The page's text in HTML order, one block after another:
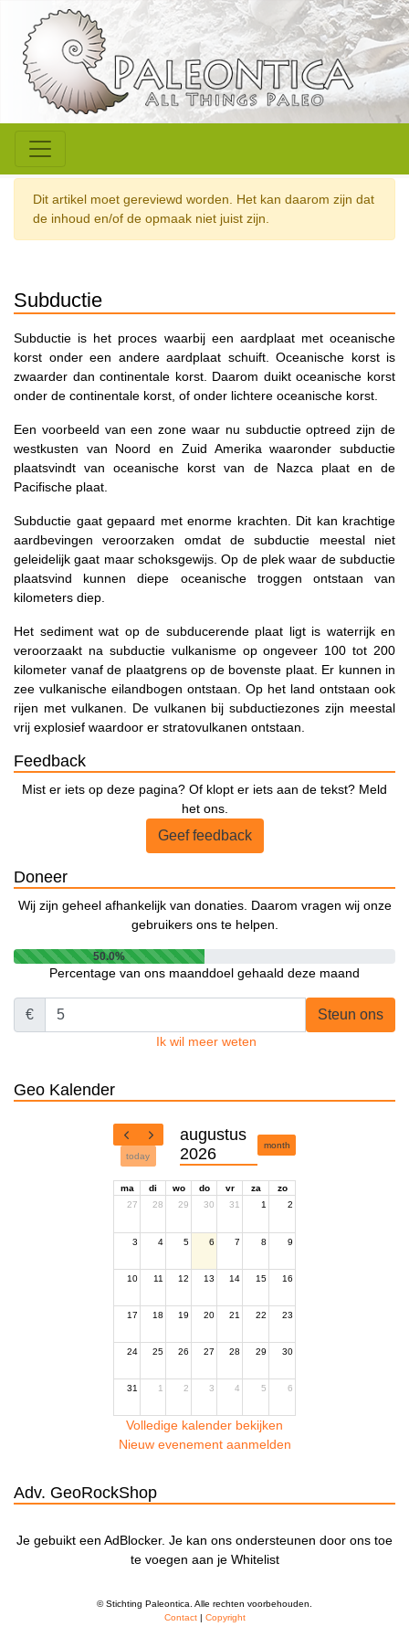
Dit artikel moet gereviewd worden. Het kan daarom zijn dat
de inhoud en/of de opmaak niet juist zijn.
Subductie
Subductie is het proces waarbij een aardplaat met oceanische
korst onder een andere aardplaat schuift. Oceanische korst is
zwaarder dan continentale korst. Daarom duikt oceanische korst
onder de continentale korst, of onder lichtere oceanische korst.
Een voorbeeld van een zone waar nu subductie optreed zijn de
westkusten van Noord en Zuid Amerika waaronder subductie
plaatsvindt van oceanische korst van de Nazca plaat en de
Pacifische plaat.
Subductie gaat gepaard met enorme krachten. Dit kan krachtige
aardbevingen veroorzaken omdat de subductie meestal niet
geleidelijk gaat maar schoksgewijs. Op de plek waar de subductie
plaatsvind kunnen diepe oceanische troggen ontstaan van
kilometers diep.
Het sediment wat op de subducerende plaat ligt is waterrijk en
veroorzaakt na subductie vulkanisme op ongeveer 100 tot 200
kilometer vanaf de plaatgrens op de bovenste plaat. Er kunnen in
zee vulkanische eilandbogen ontstaan. Op het land ontstaan ook
rijen met vulkanen. De vulkanen bij subductiezones zijn meestal
vrij explosief waardoor er stratovulkanen ontstaan.
Feedback
Mist er iets op deze pagina? Of klopt er iets aan de tekst? Meld
het ons.
Geef feedback
Doneer
Wij zijn geheel afhankelijk van donaties. Daarom vragen wij onze
gebruikers ons te helpen.
50.0%
Percentage van ons maanddoel gehaald deze maand
€ Steun ons
Ik wil meer weten
Geo Kalender
today
augustus
2026
month
ma di wo do vr za
zo
27
28 29 30 31 1 2
3 4 5 6 7 8 9
10 11 12 13 14 15 16
17 18 19 20 21 22 23
24 25 26 27 28 29 30
31 1 2 3 4 5 6
Volledige kalender bekijken
Nieuw evenement aanmelden
Adv. GeoRockShop
Je gebuikt een AdBlocker. Je kan ons ondersteunen door ons toe
te voegen aan je Whitelist
© Stichting Paleontica. Alle rechten voorbehouden.
Contact| Copyright